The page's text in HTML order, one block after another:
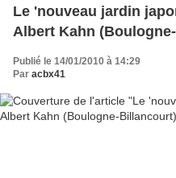
Le 'nouveau jardin
Albert Kahn
Publié le 14/01/2010 à 14:29
Par acbx41